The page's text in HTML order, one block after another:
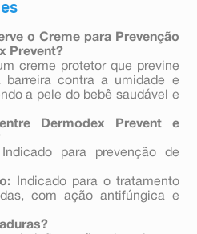
o Creme para Prevenção
Prevent?
creme protetor que previne
barreira contra a umidade e
a pele do bebê saudável e
Dermodex Prevent e
para prevenção de
Indicado para o tratamento
com ação antifúngica e